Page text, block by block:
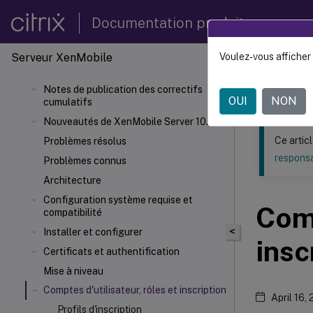
Documentation produit
Serveur XenMobile
Notes de publication des correctifs
cumulatifs
Nouveautés de XenMobile Server 10.16
Problèmes résolus
Problèmes connus
Architecture
Configuration système requise et
compatibilité
Installer et configurer
Certificats et authentification
Mise à niveau
Comptes d'utilisateur, rôles et inscription
Profils d'inscription
Ce contenu a
<
Ce
April 16,
Voulez-vous
OUI NON